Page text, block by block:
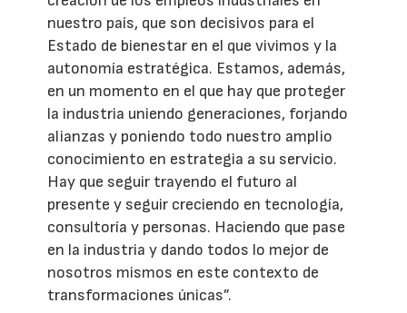
nuestro país, que son decisivos para el
Estado de bienestar en el que vivimos y la
autonomía estratégica. Estamos, además,
en un momento en el que hay que proteger
la industria uniendo generaciones, forjando
alianzas y poniendo todo nuestro amplio
conocimiento en estrategia a su servicio.
Hay que seguir trayendo el futuro al
presente y seguir creciendo en tecnología,
consultoría y personas. Haciendo que pase
en la industria y dando todos lo mejor de
nosotros mismos en este contexto de
transformaciones únicas”.